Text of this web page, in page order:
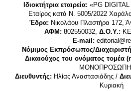
Ιδιοκτήτρια εταιρεία: «PG
Εταίρος κατά Ν. 5005/2022
Έδρα: Νικολάου Πλαστήρα 172,
ΑΦΜ: 802550032, Δ.Ο.Υ.:
E-mail:
Νόμιμος Εκπρόσωπος/
Δικαιούχος του ονόματος τομέα
MONΟΠΡΟΣΩΠΗ
Διευθυντής: Ηλίας Αναστασιάδης /
Κυριακή